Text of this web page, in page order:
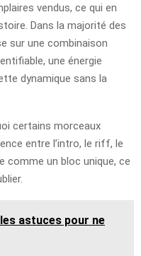
vendus, ce qui en
Dans la majorité des
sur une combinaison
une énergie
dynamique sans la
certains morceaux
entre l’intro, le riff, le
un bloc unique, ce
astuces pour ne